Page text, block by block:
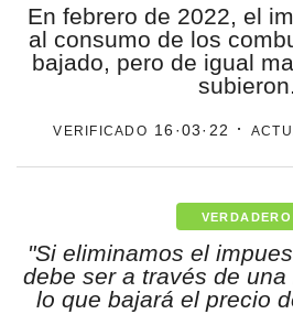
patria contratista
plan del terror
En febrero de 2022, el
al consumo de los
bajado, pero de igual
subieron.
verificado 16·03·22 ·
VERDADERO
"Si eliminamos el
debe ser a través de
lo que bajará el precio